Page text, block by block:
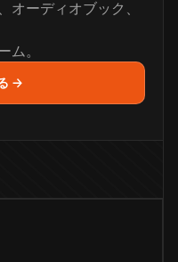
オーディオブック、
ム。
→